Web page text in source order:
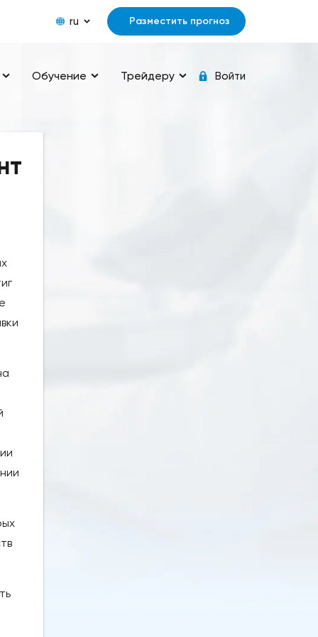
ru Разместить прогноз
Обучение Трейдеру Войти